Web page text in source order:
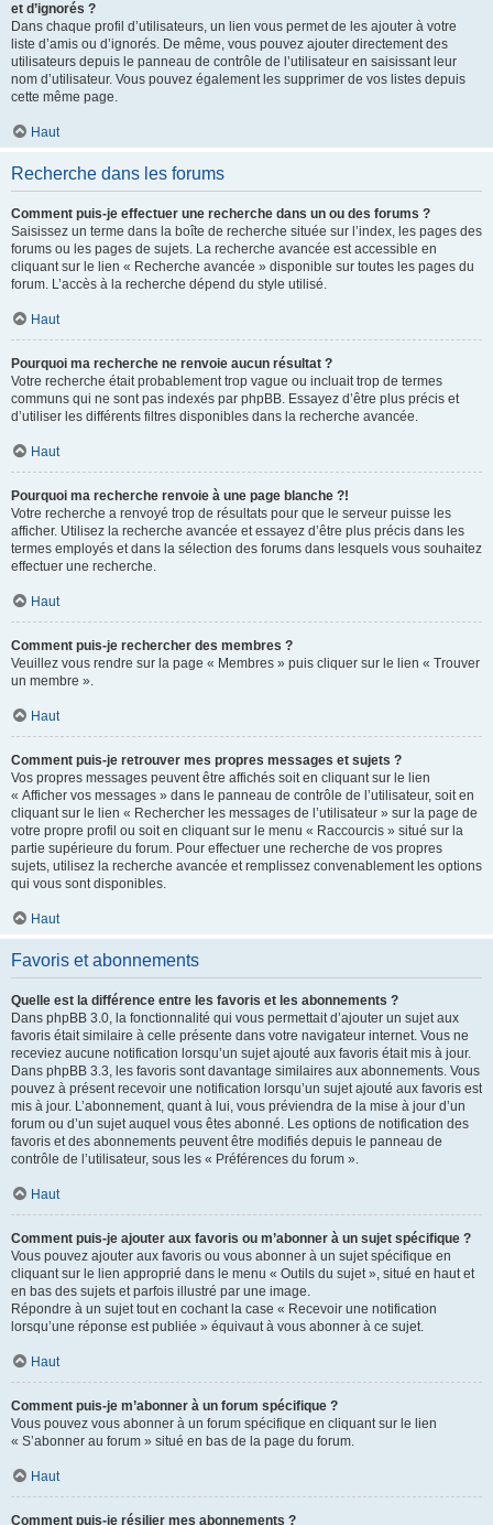
et d’ignorés ?
Dans chaque profil d’utilisateurs, un lien vous permet de les ajouter à votre
liste d’amis ou d’ignorés. De même, vous pouvez ajouter directement des
utilisateurs depuis le panneau de contrôle de l’utilisateur en saisissant leur
nom d’utilisateur. Vous pouvez également les supprimer de vos listes depuis
cette même page.
Haut
Recherche dans les forums
Comment puis-je effectuer une recherche dans un ou des forums ?
Saisissez un terme dans la boîte de recherche située sur l’index, les pages des
forums ou les pages de sujets. La recherche avancée est accessible en
cliquant sur le lien « Recherche avancée » disponible sur toutes les pages du
forum. L’accès à la recherche dépend du style utilisé.
Haut
Pourquoi ma recherche ne renvoie aucun résultat ?
Votre recherche était probablement trop vague ou incluait trop de termes
communs qui ne sont pas indexés par phpBB. Essayez d’être plus précis et
d’utiliser les différents filtres disponibles dans la recherche avancée.
Haut
Pourquoi ma recherche renvoie à une page blanche ?!
Votre recherche a renvoyé trop de résultats pour que le serveur puisse les
afficher. Utilisez la recherche avancée et essayez d’être plus précis dans les
termes employés et dans la sélection des forums dans lesquels vous souhaitez
effectuer une recherche.
Haut
Comment puis-je rechercher des membres ?
Veuillez vous rendre sur la page « Membres » puis cliquer sur le lien « Trouver
un membre ».
Haut
Comment puis-je retrouver mes propres messages et sujets ?
Vos propres messages peuvent être affichés soit en cliquant sur le lien
« Afficher vos messages » dans le panneau de contrôle de l’utilisateur, soit en
cliquant sur le lien « Rechercher les messages de l’utilisateur » sur la page de
votre propre profil ou soit en cliquant sur le menu « Raccourcis » situé sur la
partie supérieure du forum. Pour effectuer une recherche de vos propres
sujets, utilisez la recherche avancée et remplissez convenablement les options
qui vous sont disponibles.
Haut
Favoris et abonnements
Quelle est la différence entre les favoris et les abonnements ?
Dans phpBB 3.0, la fonctionnalité qui vous permettait d’ajouter un sujet aux
favoris était similaire à celle présente dans votre navigateur internet. Vous ne
receviez aucune notification lorsqu’un sujet ajouté aux favoris était mis à jour.
Dans phpBB 3.3, les favoris sont davantage similaires aux abonnements. Vous
pouvez à présent recevoir une notification lorsqu’un sujet ajouté aux favoris est
mis à jour. L’abonnement, quant à lui, vous préviendra de la mise à jour d’un
forum ou d’un sujet auquel vous êtes abonné. Les options de notification des
favoris et des abonnements peuvent être modifiés depuis le panneau de
contrôle de l’utilisateur, sous les « Préférences du forum ».
Haut
Comment puis-je ajouter aux favoris ou m’abonner à un sujet spécifique ?
Vous pouvez ajouter aux favoris ou vous abonner à un sujet spécifique en
cliquant sur le lien approprié dans le menu « Outils du sujet », situé en haut et
en bas des sujets et parfois illustré par une image.
Répondre à un sujet tout en cochant la case « Recevoir une notification
lorsqu’une réponse est publiée » équivaut à vous abonner à ce sujet.
Haut
Comment puis-je m’abonner à un forum spécifique ?
Vous pouvez vous abonner à un forum spécifique en cliquant sur le lien
« S’abonner au forum » situé en bas de la page du forum.
Haut
Comment puis-je résilier mes abonnements ?